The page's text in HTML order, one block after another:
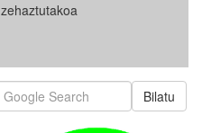
zehaztutakoa
Bilatu